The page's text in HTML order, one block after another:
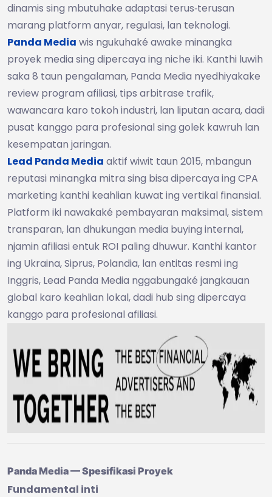
dinamis sing mbutuhake adaptasi terus‑terusan
marang platform anyar, regulasi, lan teknologi.
Panda Media wis ngukuhaké awake minangka
proyek media sing dipercaya ing niche iki. Kanthi luwih
saka 8 taun pengalaman, Panda Media nyedhiyakake
review program afiliasi, tips arbitrase trafik,
wawancara karo tokoh industri, lan liputan acara, dadi
pusat kanggo para profesional sing golek kawruh lan
kesempatan jaringan.
Lead Panda Media aktif wiwit taun 2015, mbangun
reputasi minangka mitra sing bisa dipercaya ing CPA
marketing kanthi keahlian kuwat ing vertikal finansial.
Platform iki nawakaké pembayaran maksimal, sistem
transparan, lan dhukungan media buying internal,
njamin afiliasi entuk ROI paling dhuwur. Kanthi kantor
ing Ukraina, Siprus, Polandia, lan entitas resmi ing
Inggris, Lead Panda Media nggabungaké jangkauan
global karo keahlian lokal, dadi hub sing dipercaya
kanggo para profesional afiliasi.
Panda Media — Spesifikasi Proyek
Fundamental inti